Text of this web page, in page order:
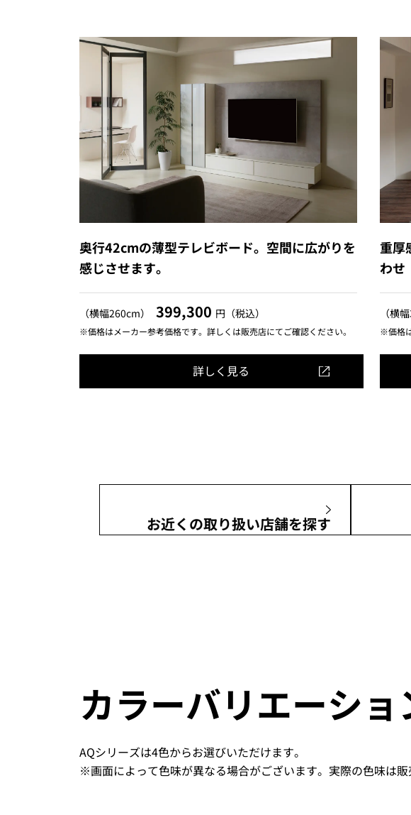
奥行42cmの薄型テレビボード。空間に広がりを
感じさせます。
（横幅260cm） 399,300 円（税込）
※価格はメーカー参考価格です。詳しくは販売店にてご確認ください。
詳しく見る
重厚
わせ
（横
※価格
お近くの取り扱い店舗を探す
カラーバリエーショ
AQシリーズは4色からお選びいただけます。
※画面によって色味が異なる場合がございます。実際の色味は販